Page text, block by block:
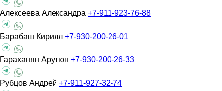
Алексеева Александра +7-911-923-76-88
Барабаш Кирилл +7-930-200-26-01
Гараханян Арутюн +7-930-200-26-33
Рубцов Андрей +7-911-927-32-74